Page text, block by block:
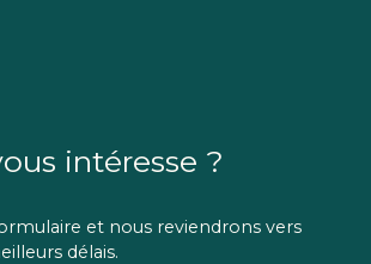
intéresse ?
et nous reviendrons vers
délais.